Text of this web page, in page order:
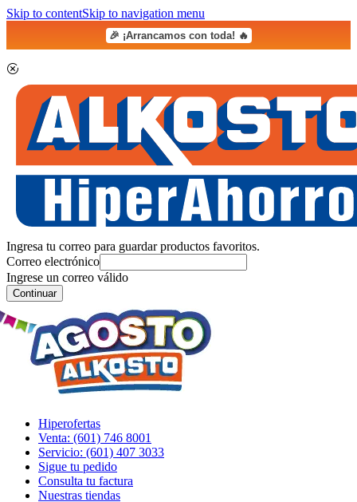
Skip to contentSkip to navigation menu
🎉 ¡Arrancamos con toda! 🔥
Ingresa tu correo para guardar productos favoritos.
Correo electrónico
Ingrese un correo válido
Continuar
Hiperofertas
Venta: (601) 746 8001
Servicio: (601) 407 3033
Sigue tu pedido
Consulta tu factura
Nuestras tiendas